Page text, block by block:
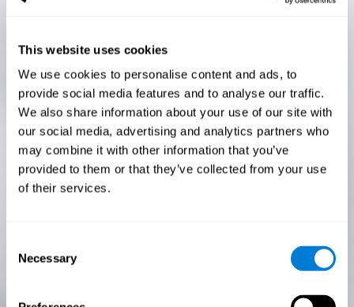
This website uses cookies
We use cookies to personalise content and ads, to
provide social media features and to analyse our traffic.
We also share information about your use of our site with
our social media, advertising and analytics partners who
may combine it with other information that you’ve
provided to them or that they’ve collected from your use
of their services.
Selection
Necessary